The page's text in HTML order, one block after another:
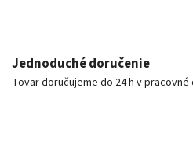
Jednoduché doručenie
Tovar doručujeme do 24 h v